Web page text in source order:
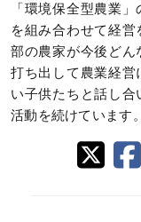
「環境保全型農業
を組み合わせて経
部の農家が今後どん
打ち出して農業経
い子供たちと話し
活動を続けています。